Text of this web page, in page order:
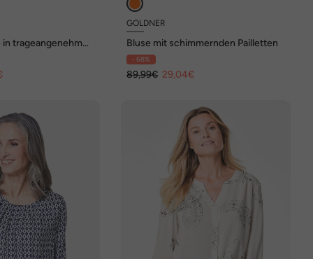
trageangenehmer
GOLDNER
Bluse mit schimmernden Pailletten
- 68%
89,99€ 29,04€